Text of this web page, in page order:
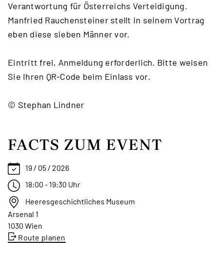
Verantwortung für Österreichs Verteidigung.
Manfried Rauchensteiner stellt in seinem Vortrag
eben diese sieben Männer vor.
Eintritt frei, Anmeldung erforderlich. Bitte weisen
Sie Ihren QR-Code beim Einlass vor.
© Stephan Lindner
FACTS ZUM EVENT
19 / 05 / 2026
18:00 - 19:30 Uhr
Heeresgeschichtliches Museum
Arsenal 1
1030 Wien
Route planen